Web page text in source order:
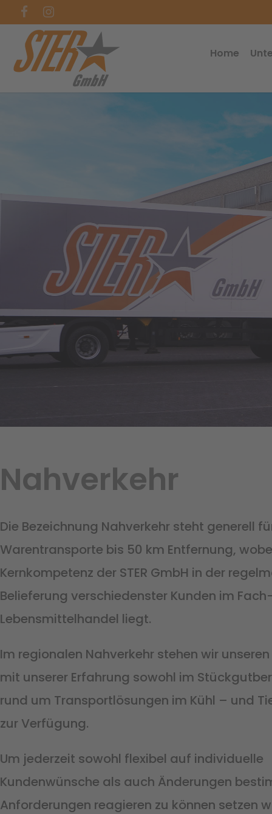
Home
Nahverkehr
Die Bezeichnung Nahverkehr steht generell
Warentransporte bis 50 km Entfernung,
Kernkompetenz der STER GmbH in der
Belieferung verschiedenster Kunden im
Lebensmittelhandel liegt.
Im regionalen Nahverkehr stehen wir
mit unserer Erfahrung sowohl im
rund um Transportlösungen im Kühl – und
zur Verfügung.
Um jederzeit sowohl flexibel auf individuelle
Kundenwünsche als auch Änderungen
Anforderungen reagieren zu können setzen